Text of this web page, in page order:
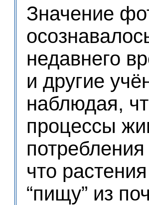
Значение
недавнего
и другие
наблюдая,
процессы
что
“пищу” из